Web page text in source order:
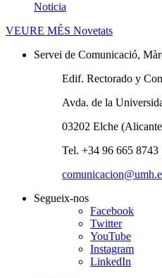
Noticia
VEURE MÉS Novetats
Servei de Comunicació,
Edif. Rectorado y
Avda. de la
03202 Elche
Tel. +34 96 665
Segueix-nos
Facebook
Twitter
YouTube
Instagram
LinkedIn